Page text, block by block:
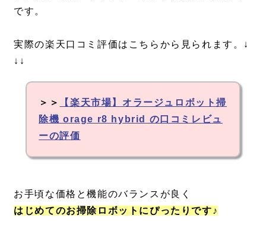
です。
実際の楽天口コミ評価はこちらから見られます。↓
↓↓
＞＞
【楽天市場】オラージュロボット掃
除機 orage r8 hybrid の口コミレビュ
ーの評価
お手頃な価格と機能のバランスが良く
はじめてのお掃除ロボットにぴったりです♪